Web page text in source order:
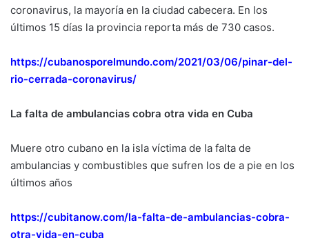
coronavirus, la mayoría en la ciudad cabecera. En los
últimos 15 días la provincia reporta más de 730 casos.
https://cubanosporelmundo.com/2021/03/06/pinar-del-
rio-cerrada-coronavirus/
La falta de ambulancias cobra otra vida en Cuba
Muere otro cubano en la isla víctima de la falta de
ambulancias y combustibles que sufren los de a pie en los
últimos años
https://cubitanow.com/la-falta-de-ambulancias-cobra-
otra-vida-en-cuba